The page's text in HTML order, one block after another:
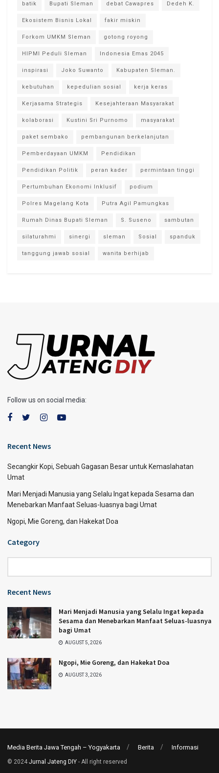
batik Bupati Sleman debat Cawapres Dedeh K.
Ekosistem Bisnis Lokal fakir miskin
Forkom UMKM Sleman gotong royong
HIPMI Peduli Sleman Indonesia Emas 2045
inspirasi Joko Suwanto Kabupaten Sleman.
kebutuhan kepedulian sosial kerja keras
Kerjasama Strategis Kesejahteraan Masyarakat
kolaborasi Kustini Sri Purnomo masyarakat
paket sembako pembangunan berkelanjutan
Pemberdayaan UMKM Pendidikan
Pendidikan Politik peran kader permintaan tinggi
Pertumbuhan Ekonomi Inklusif podium
Polres Magelang Kota Putra Agil Pamungkas
Rumah Dinas Bupati Sleman S. Suseno sambutan
silaturahmi sinergi sleman Sosial spanduk
tanggung jawab sosial wanita berhijab
Follow us on social media:
Recent News
Secangkir Kopi, Sebuah Gagasan Besar untuk Kemaslahatan
Umat
Mari Menjadi Manusia yang Selalu Ingat kepada Sesama dan
Menebarkan Manfaat Seluas-luasnya bagi Umat
Ngopi, Mie Goreng, dan Hakekat Doa
Category
Recent News
Mari Menjadi Manusia yang Selalu Ingat kepada
Sesama dan Menebarkan Manfaat Seluas-luasnya
bagi Umat
AUGUST 5, 2026
Ngopi, Mie Goreng, dan Hakekat Doa
AUGUST 3, 2026
Media Berita Jawa Tengah – Yogyakarta Berita Informasi
© 2024 Jurnal Jateng DIY - All right reserved